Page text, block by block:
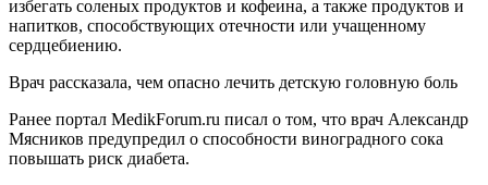
избегать соленых продуктов и кофеина, а также продуктов и
напитков, способствующих отечности или учащенному
сердцебиению.
Врач рассказала, чем опасно лечить детскую головную боль
Ранее портал MedikForum.ru писал о том, что врач Александр
Мясников предупредил о способности виноградного сока
повышать риск диабета.